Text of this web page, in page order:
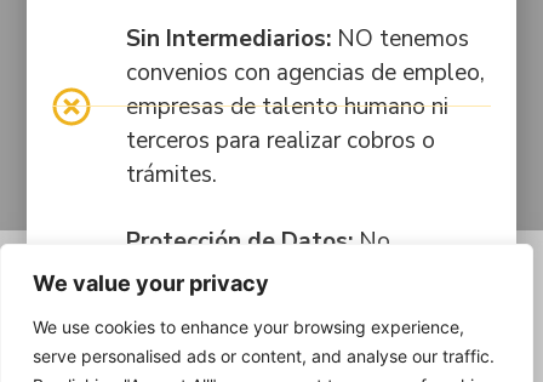
We value your privacy
We use cookies to enhance your browsing experience,
serve personalised ads or content, and analyse our traffic.
Sin Intermediarios:NO tenemos
convenios con agencias de empleo,
empresas de talento humano ni
terceros para realizar cobros o
trámites.
Protección de Datos:No
compartas información personal ni
números que no estén en nuestro